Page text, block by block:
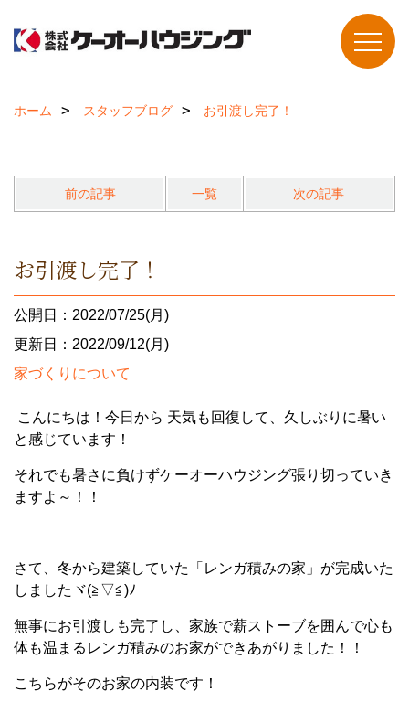
ホーム スタッフブログ お引渡し完了！
前の記事 一覧 次の記事
お引渡し完了！
公開日：2022/07/25(月)
更新日：2022/09/12(月)
家づくりについて
こんにちは！今日から 天気も回復して、久しぶりに暑い
と感じています！
それでも暑さに負けずケーオーハウジング張り切っていき
ますよ～！！
さて、冬から建築していた「レンガ積みの家」が完成いた
しましたヾ(≧▽≦)ﾉ
無事にお引渡しも完了し、家族で薪ストーブを囲んで心も
体も温まるレンガ積みのお家ができあがりました！！
こちらがそのお家の内装です！